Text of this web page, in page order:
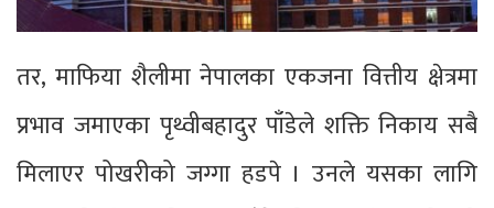
तर, माफिया शैलीमा नेपालका एकजना वित्तीय क्षेत्रमा
प्रभाव जमाएका पृथ्वीबहादुर पाँडेले शक्ति निकाय सबै
मिलाएर पोखरीको जग्गा हडपे । उनले यसका लागि